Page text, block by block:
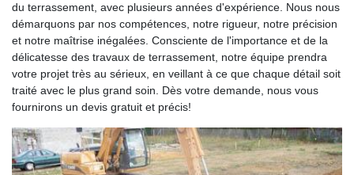
du terrassement, avec plusieurs années d'expérience. Nous nous
démarquons par nos compétences, notre rigueur, notre précision
et notre maîtrise inégalées. Consciente de l'importance et de la
délicatesse des travaux de terrassement, notre équipe prendra
votre projet très au sérieux, en veillant à ce que chaque détail soit
traité avec le plus grand soin. Dès votre demande, nous vous
fournirons un devis gratuit et précis!